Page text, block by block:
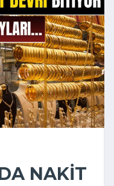
NAKİT